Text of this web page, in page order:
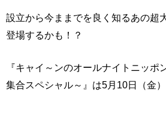
設立から今ままでを良く知るあの超
登場するかも！？
『キャイ～ンのオールナイトニッポ
集合スペシャル～』は5月10日（金）